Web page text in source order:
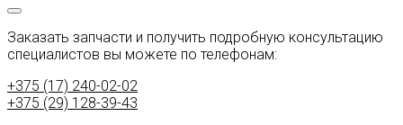
Заказать запчасти и получить подробную консультацию
специалистов вы можете по телефонам:
+375 (17) 240-02-02
+375 (29) 128-39-43